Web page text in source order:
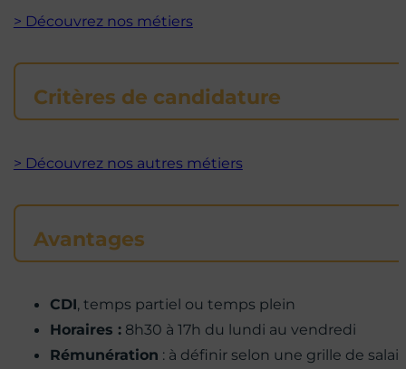
> Découvrez nos métiers
Critères de candidature
> Découvrez nos autres métiers
Avantages
CDI, temps partiel ou temps plein
Horaires :8h30 à 17h du lundi au vendredi
Rémunération : à définir selon une grille de